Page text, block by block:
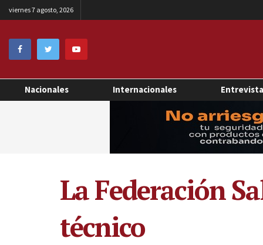
viernes 7 agosto, 2026
Nacionales Internacionales
La Federación
técnico